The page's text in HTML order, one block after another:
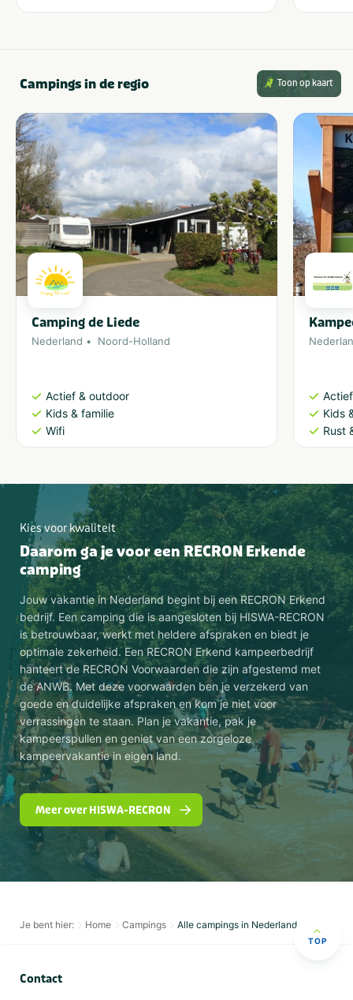
Campings in de regio Toon op kaart
Camping de Liede
Nederland Noord-Holland
Actief & outdoor
Kids & familie
Wifi
Kids
Rust
Kies voor kwaliteit
Daarom ga je voor een RECRON Erkende
camping
Jouw vakantie in Nederland begint bij een RECRON Erkend
bedrijf. Een camping die is aangesloten bij HISWA-RECRON
is betrouwbaar, werkt met heldere afspraken en biedt je
optimale zekerheid. Een RECRON Erkend kampeerbedrijf
hanteert de RECRON Voorwaarden die zijn afgestemd met
de ANWB. Met deze voorwaarden ben je verzekerd van
goede en duidelijke afspraken en kom je niet voor
verrassingen te staan. Plan je vakantie, pak je
kampeerspullen en geniet van een zorgeloze
kampeervakantie in eigen land.
Meer over HISWA-RECRON
Je bent hier: Home Campings Alle campings in Nederland
TOP
Contact